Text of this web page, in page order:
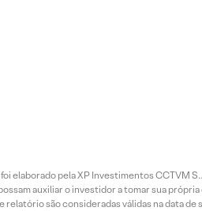
elaborado pela XP Investimentos CCTVM
auxiliar o investidor a tomar sua
são consideradas válidas na data